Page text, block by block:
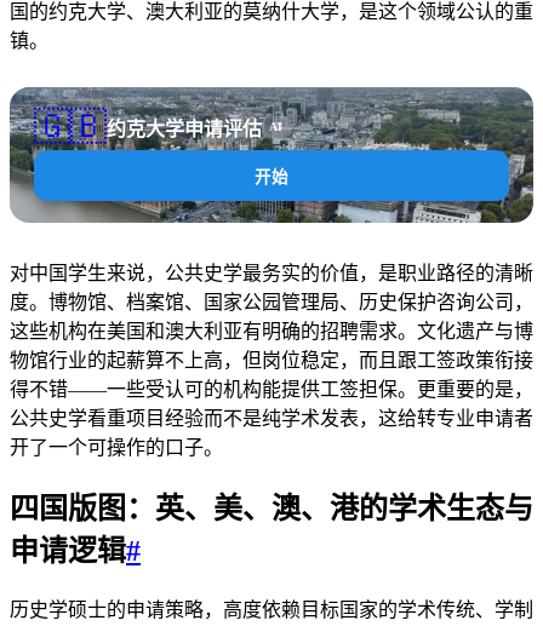
国的约克大学、澳大利亚的莫纳什大学，是这个领域公认的重
镇。
🇬🇧约克大学申请评估 AI
开始
对中国学生来说，公共史学最务实的价值，是职业路径的清晰
度。博物馆、档案馆、国家公园管理局、历史保护咨询公司，
这些机构在美国和澳大利亚有明确的招聘需求。文化遗产与博
物馆行业的起薪算不上高，但岗位稳定，而且跟工签政策衔接
得不错——一些受认可的机构能提供工签担保。更重要的是，
公共史学看重项目经验而不是纯学术发表，这给转专业申请者
开了一个可操作的口子。
四国版图：英、美、澳、港的学术生态与
申请逻辑#
历史学硕士的申请策略，高度依赖目标国家的学术传统、学制